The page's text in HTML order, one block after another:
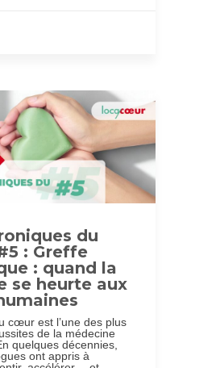
du
: Greffe
: quand la
se heurte aux
cœur est l’une des plus
de la médecine
quelques décennies,
ont appris à